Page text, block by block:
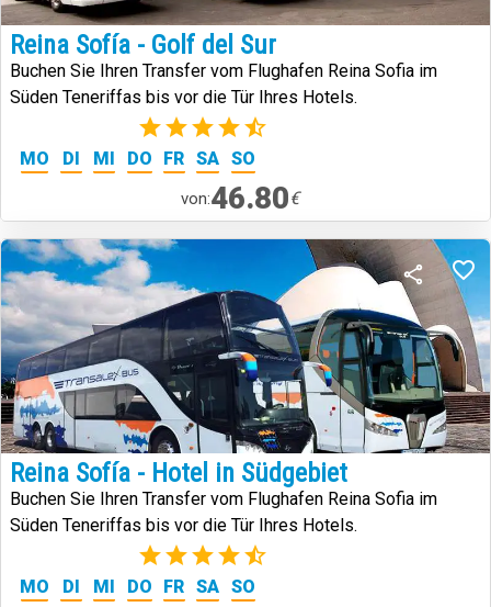
Reina Sofía - Golf del Sur
Buchen Sie Ihren Transfer vom Flughafen Reina Sofia im
Süden Teneriffas bis vor die Tür Ihres Hotels.
(22)
MO DI MI DO FR SA SO
von:46.80€
Reina Sofía - Hotel in Südgebiet
Buchen Sie Ihren Transfer vom Flughafen Reina Sofia im
Süden Teneriffas bis vor die Tür Ihres Hotels.
(23)
MO DI MI DO FR SA SO